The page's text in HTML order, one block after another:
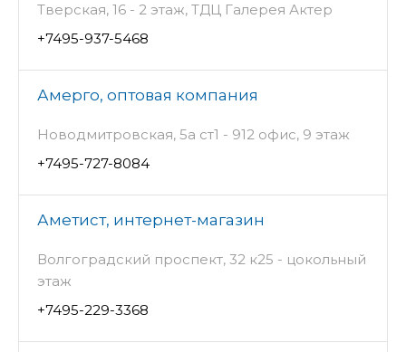
Тверская, 16 - 2 этаж, ТДЦ Галерея Актер
+7495-937-5468
Амерго, оптовая компания
Новодмитровская, 5а ст1 - 912 офис, 9 этаж
+7495-727-8084
Аметист, интернет-магазин
Волгоградский проспект, 32 к25 - цокольный
этаж
+7495-229-3368